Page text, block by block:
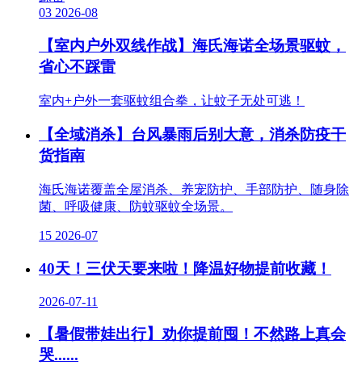
03 2026-08
【室内户外双线作战】海氏海诺全场景驱蚊，
省心不踩雷
室内+户外一套驱蚊组合拳，让蚊子无处可逃！
【全域消杀】台风暴雨后别大意，消杀防疫干
货指南
海氏海诺覆盖全屋消杀、养宠防护、手部防护、随身除
菌、呼吸健康、防蚊驱蚊全场景。
15 2026-07
40天！三伏天要来啦！降温好物提前收藏！
2026-07-11
【暑假带娃出行】劝你提前囤！不然路上真会
哭......